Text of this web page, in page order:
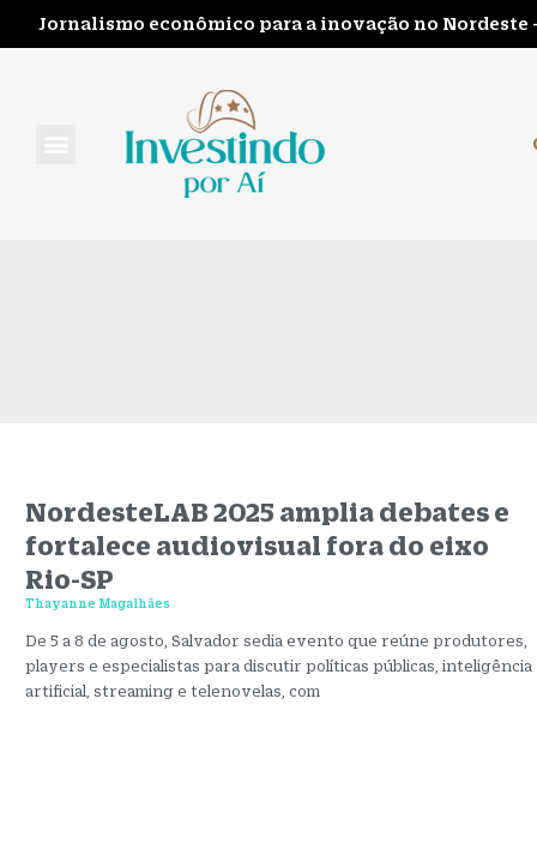
Jornalismo econômico para a inovação no Nordeste -
NordesteLAB 2025 amplia debates e
fortalece audiovisual fora do eixo
Rio-SP
Thayanne Magalhães
De 5 a 8 de agosto, Salvador sedia evento que reúne produtores,
players e especialistas para discutir políticas públicas, inteligência
artificial, streaming e telenovelas, com